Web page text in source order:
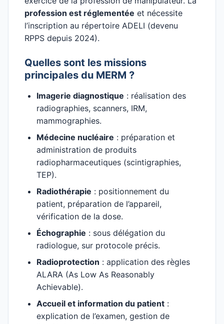
profession est réglementée et nécessite
l’inscription au répertoire ADELI (devenu
RPPS depuis 2024).
Quelles sont les missions
principales du MERM ?
Imagerie diagnostique : réalisation des
radiographies, scanners, IRM,
mammographies.
Médecine nucléaire : préparation et
administration de produits
radiopharmaceutiques (scintigraphies,
TEP).
Radiothérapie : positionnement du
patient, préparation de l’appareil,
vérification de la dose.
Échographie : sous délégation du
radiologue, sur protocole précis.
Radioprotection : application des règles
ALARA (As Low As Reasonably
Achievable).
Accueil et information du patient :
explication de l’examen, gestion de